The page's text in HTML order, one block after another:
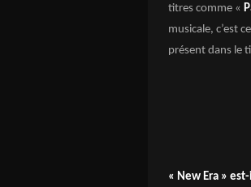
titres comme «
musicale, c’est
présent dans le
« New Era »